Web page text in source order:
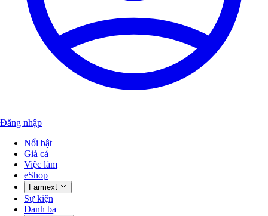
Đăng nhập
Nổi bật
Giá cả
Việc làm
eShop
Farmext
Sự kiện
Danh bạ